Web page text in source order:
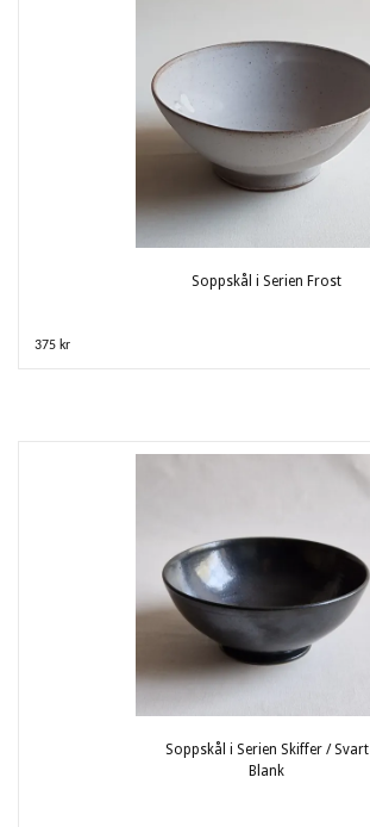
Soppskål i Serien Frost
375 kr
Soppskål i Serien Skiffer / Svart
Blank